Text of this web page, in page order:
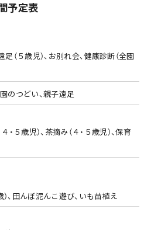
予定表
（５歳児）、お別れ会、健康診断（全園
のつどい、親子遠足
５歳児）、茶摘み（４・５歳児）、保育
）、田んぼ泥んこ遊び、いも苗植え